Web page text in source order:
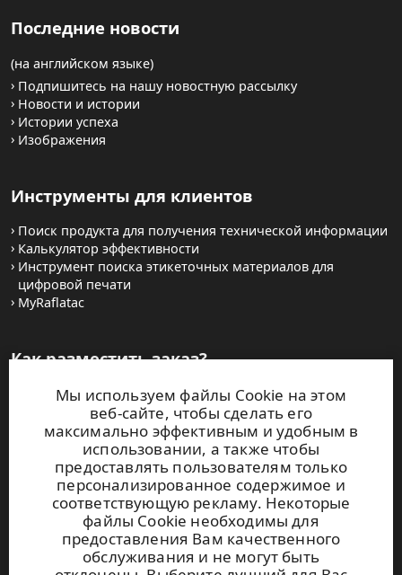
Мы используем файлы Cookie на этом
веб-сайте, чтобы сделать его
максимально эффективным и удобным в
использовании, а также чтобы
предоставлять пользователям только
персонализированное содержимое и
соответствующую рекламу. Некоторые
файлы Cookie необходимы для
предоставления Вам качественного
обслуживания и не могут быть
Последние новости
(на английском языке)
Подпишитесь на нашу новостную рассылку
Новости и истории
Истории успеха
Изображения
Инструменты для клиентов
Поиск продукта для получения технической информации
Калькулятор эффективности
Инструмент поиска этикеточных материалов для
цифровой печати
MyRaflatac
Как разместить заказ?
Как приобрести рулонную продукцию?
Как купить полиграфические самоклеящиеся листовые
материалы
Условия и положения
Свяжитесь с нами
Веб-сайты
UPM Raflatac Graphics Solutions